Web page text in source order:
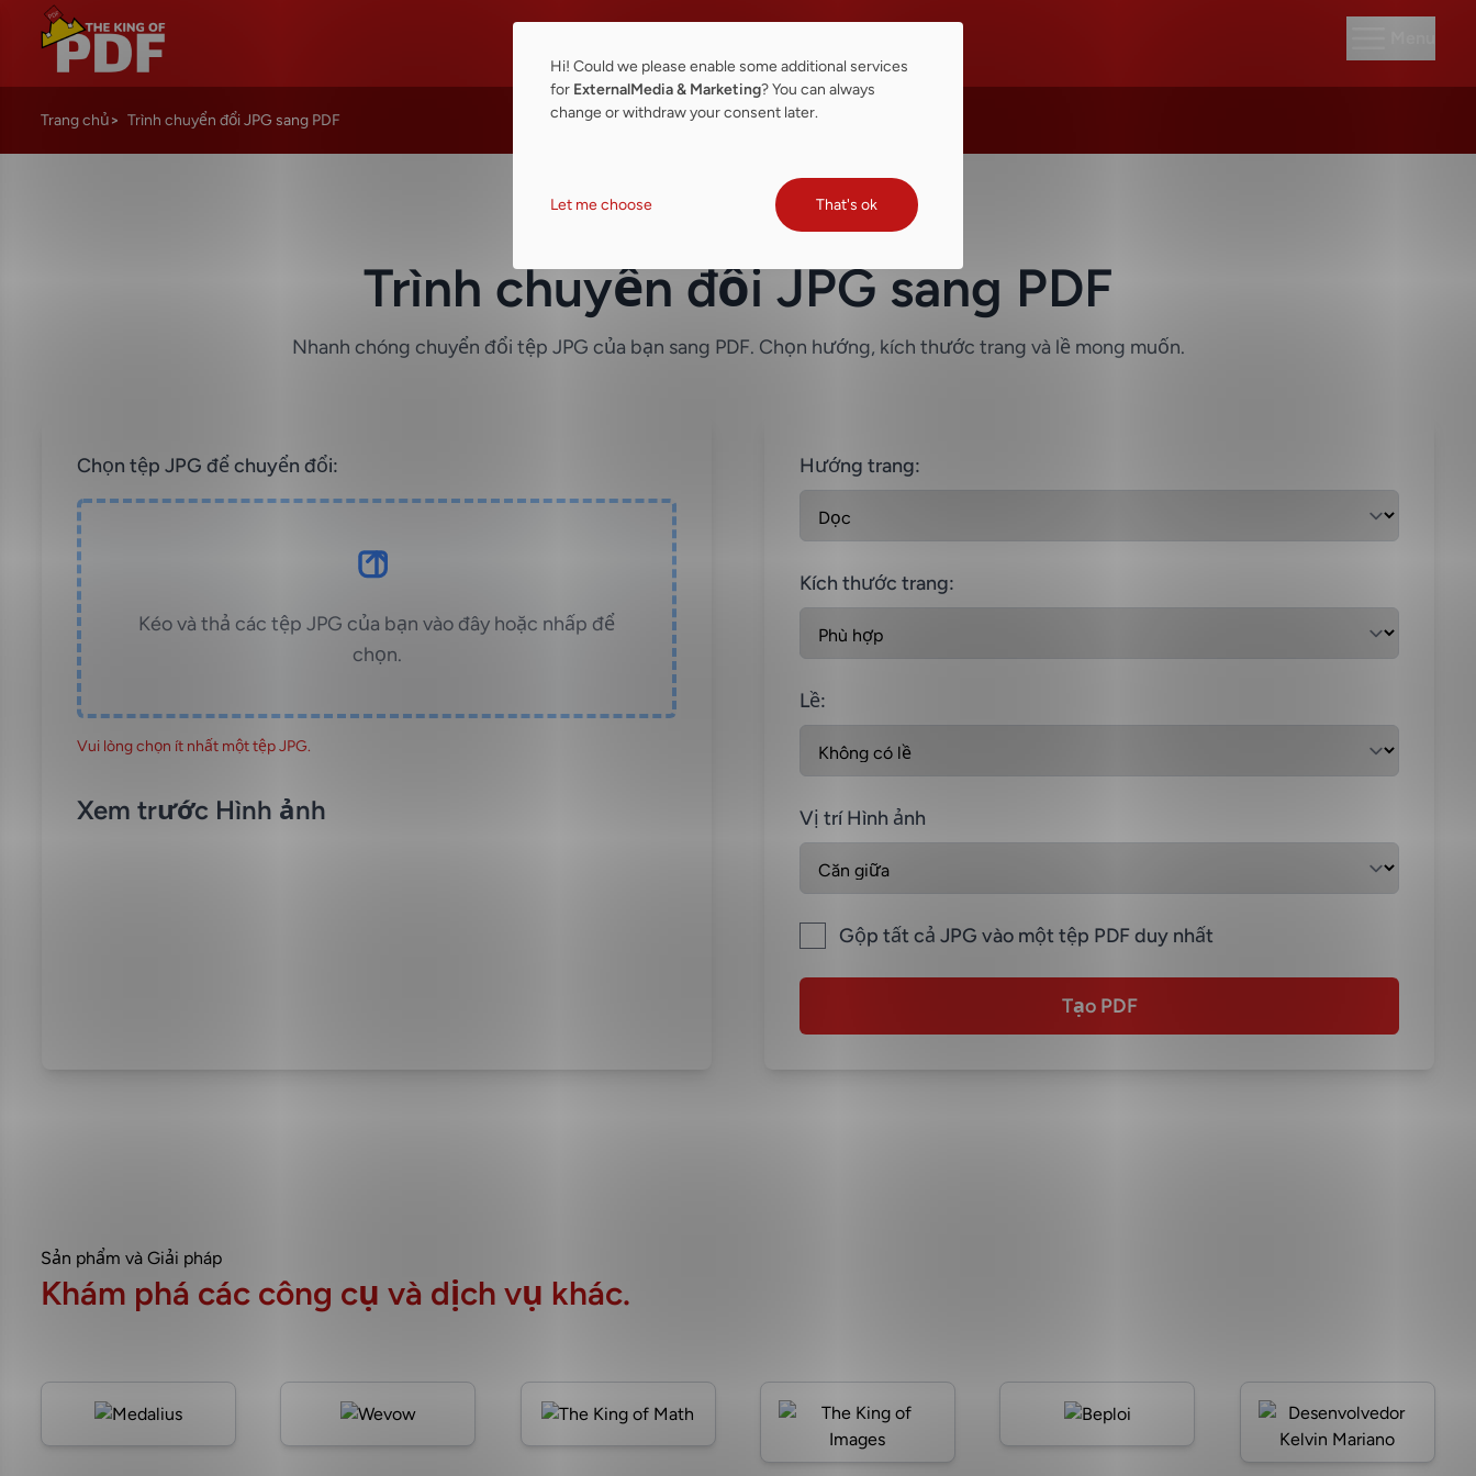
Trang chủ Trình chuyển đổi JPG sang PDF
Trình chuyển đổi JPG sang PDF
Nhanh chóng chuyển đổi tệp JPG của bạn sang PDF. Chọn hướng, kích thước trang và lề mong muốn.
Chọn tệp JPG để chuyển đổi:
Kéo và thả các tệp JPG của bạn vào đây hoặc nhấp để
chọn.
Vui lòng chọn ít nhất một tệp JPG.
Xem trước Hình ảnh
Hướng trang:
Kích thước trang:
Lề:
Vị trí Hình ảnh
Gộp tất cả JPG vào một tệp PDF duy nhất
Tạo PDF
Sản phẩm và Giải pháp
Khám phá các công cụ và dịch vụ khác.
Hi! Could we please enable some additional services
for ExternalMedia & Marketing? You can always
change or withdraw your consent later.
Let me choose That's ok